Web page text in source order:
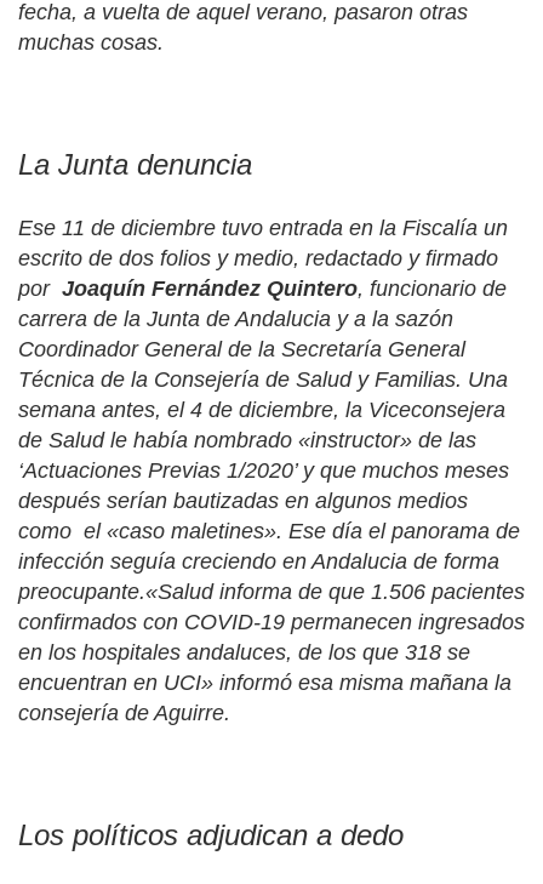
fecha, a vuelta de aquel verano, pasaron otras
muchas cosas.
La Junta denuncia
Ese 11 de diciembre tuvo entrada en la Fiscalía un
escrito de dos folios y medio, redactado y firmado
por Joaquín Fernández Quintero, funcionario de
carrera de la Junta de Andalucia y a la sazón
Coordinador General de la Secretaría General
Técnica de la Consejería de Salud y Familias. Una
semana antes, el 4 de diciembre, la Viceconsejera
de Salud le había nombrado «instructor» de las
‘Actuaciones Previas 1/2020’ y que muchos meses
después serían bautizadas en algunos medios
como el «caso maletines». Ese día el panorama de
infección seguía creciendo en Andalucia de forma
preocupante.«Salud informa de que 1.506 pacientes
confirmados con COVID-19 permanecen ingresados
en los hospitales andaluces, de los que 318 se
encuentran en UCI» informó esa misma mañana la
consejería de Aguirre.
Los políticos adjudican a dedo